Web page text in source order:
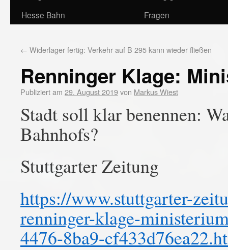
Hesse Bahn
Fragen
← Widerlager fertig: Verkehr auf B 295 kann wieder fließen
Renninger Klage:
Publiziert am 29. August 2019von Markus Wiest
Stadt soll klar benennen:
Bahnhofs?
Stuttgarter Zeitung
https://www.stuttgarter-
renninger-klage-
4476-8ba9-